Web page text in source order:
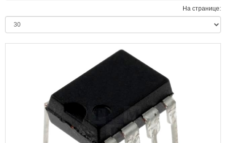
На странице: